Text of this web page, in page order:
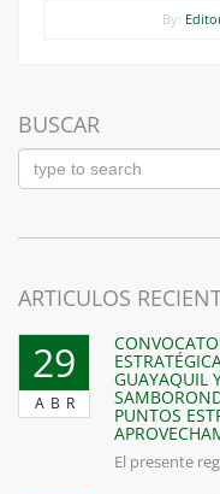
By:
BUSCAR
ARTICULOS
29
ABR
GUAYAQUIL
PUNTOS
El presente